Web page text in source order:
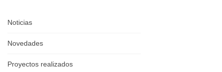
Noticias
Novedades
Proyectos realizados